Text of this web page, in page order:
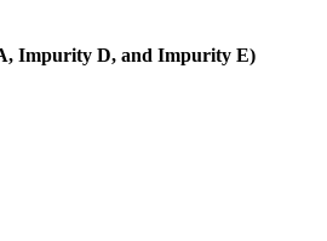
Impurity D, and Impurity E)